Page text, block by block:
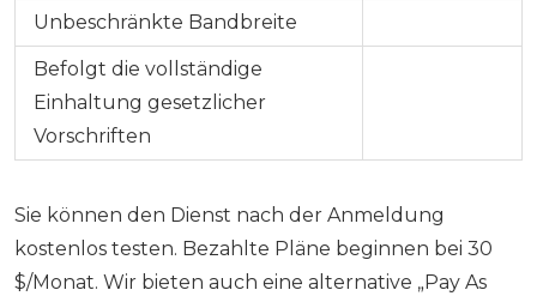
Unbeschränkte Bandbreite
Befolgt die vollständige
Einhaltung gesetzlicher
Vorschriften
Sie können den Dienst nach der Anmeldung
kostenlos testen. Bezahlte Pläne beginnen bei 30
$/Monat. Wir bieten auch eine alternative „Pay As